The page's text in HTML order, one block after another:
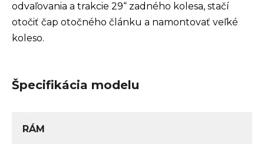
odvaľovania a trakcie 29“ zadného kolesa, stačí
otočiť čap otočného článku a namontovať veľké
koleso.
Špecifikácia modelu
RÁM